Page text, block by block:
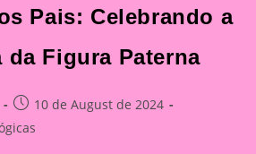
Pais: Celebrando a
da Figura Paterna
Post
published:
10 de August de 2024